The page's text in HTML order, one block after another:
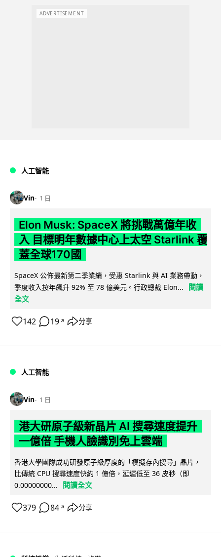
ADVERTISEMENT
人工智能
Vin 1 日
Elon Musk: SpaceX 將挑戰萬億年收
入 目標明年數據中心上太空 Starlink 覆
蓋全球170國
SpaceX 公佈最新第二季業績，受惠 Starlink 與 AI 業務帶動，
季度收入按年飆升 92% 至 78 億美元。行政總裁 Elon...
閱讀
全文
142 19 ↗ 分享
人工智能
Vin 1 日
港大研原子級新晶片 AI 搜尋速度提升
一億倍 手機人臉識別免上雲端
香港大學團隊成功研發原子級厚度的「模擬存內搜尋」晶片，
比傳統 CPU 搜尋速度快約 1 億倍，延遲低至 36 皮秒（即
0.00000000...
閱讀全文
379 84 ↗ 分享